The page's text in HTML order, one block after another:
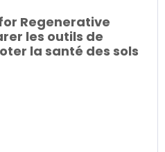
for Regenerative
les outils de
la santé des sols